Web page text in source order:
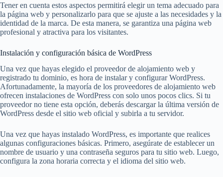
Tener en cuenta estos aspectos permitirá elegir un tema adecuado para
la página web y personalizarlo para que se ajuste a las necesidades y la
identidad de la marca. De esta manera, se garantiza una página web
profesional y atractiva para los visitantes.
Instalación y configuración básica de WordPress
Una vez que hayas elegido el proveedor de alojamiento web y
registrado tu dominio, es hora de instalar y configurar WordPress.
Afortunadamente, la mayoría de los proveedores de alojamiento web
ofrecen instalaciones de WordPress con solo unos pocos clics. Si tu
proveedor no tiene esta opción, deberás descargar la última versión de
WordPress desde el sitio web oficial y subirla a tu servidor.
Una vez que hayas instalado WordPress, es importante que realices
algunas configuraciones básicas. Primero, asegúrate de establecer un
nombre de usuario y una contraseña seguros para tu sitio web. Luego,
configura la zona horaria correcta y el idioma del sitio web.